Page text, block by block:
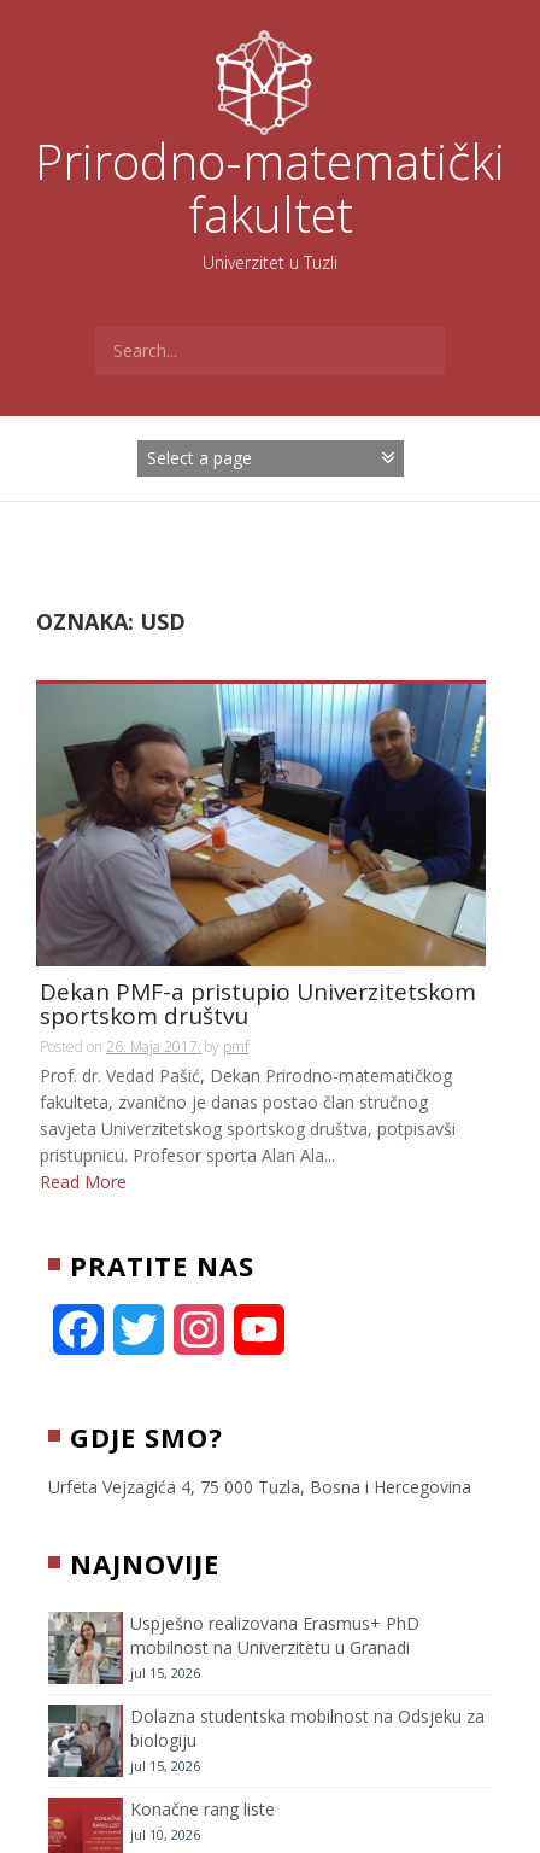
Prirodno-matematički
fakultet
Univerzitet u Tuzli
for:
OZNAKA: USD
Dekan PMF-a pristupio Univerzitetskom
sportskom društvu
Posted on 26. Maja 2017. by pmf
Prof. dr. Vedad Pašić, Dekan Prirodno-matematičkog
fakulteta, zvanično je danas postao član stručnog
savjeta Univerzitetskog sportskog društva, potpisavši
pristupnicu. Profesor sporta Alan Ala...
Read More
PRATITE NAS
c
e
o
o
k
i
t
e
r
t
r
T
e
GDJE SMO?
Urfeta Vejzagića 4, 75 000 Tuzla, Bosna i Hercegovina
NAJNOVIJE
Uspješno realizovana Erasmus+ PhD
mobilnost na Univerzitetu u Granadi
jul 15, 2026
Dolazna studentska mobilnost na Odsjeku za
biologiju
jul 15, 2026
Konačne rang liste
jul 10, 2026